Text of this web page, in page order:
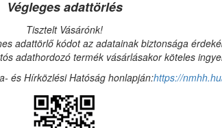
Végleges adattörlés
Tisztelt Vásárónk!
adattörlő kódot az adatainak biztonsága
adathordozó termék vásárlásakor köteles
és Hírközlési Hatóság honlapján:https://